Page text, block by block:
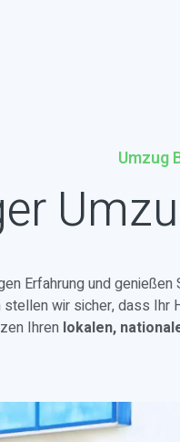
Umzug
Erfahrung und genießen
wir sicher, dass Ihr
Ihren lokalen,